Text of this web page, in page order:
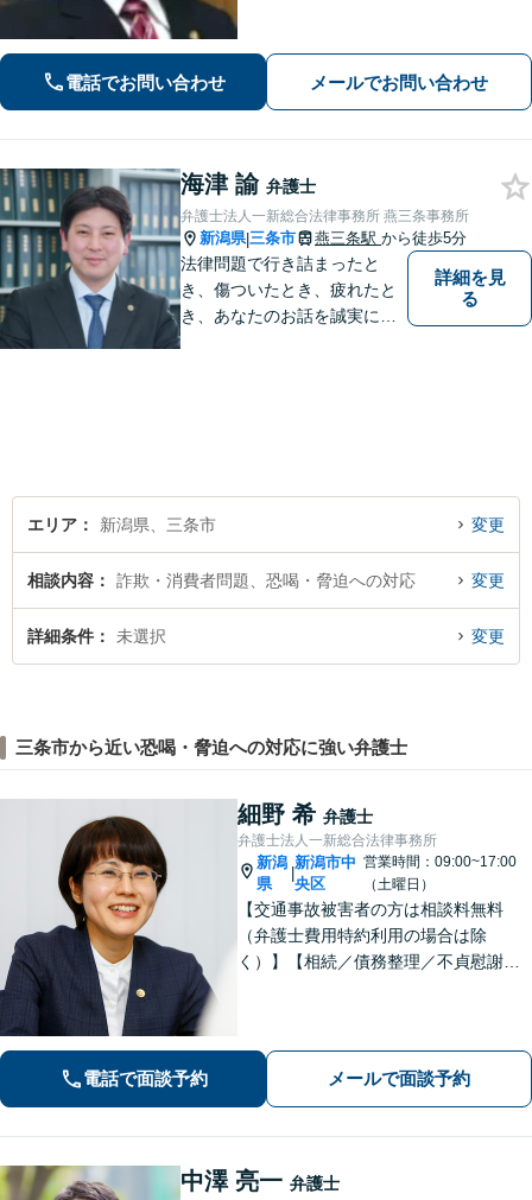
まずはお気軽にご相談ください【休
日・夜間相談可】
電話でお問い合わせ メールでお問い合わせ
海津 諭 弁護士
弁護士法人一新総合法律事務所 燕三条事務所
新潟県|三条市 燕三条駅 から徒歩5分
法律問題で行き詰まったと
き、傷ついたとき、疲れたと
き、あなたのお話を誠実にお
詳細を見
る
エリア 新潟県、三条市 変更
相談内容 詐欺・消費者問題、恐喝・脅迫への対応 変更
詳細条件 未選択 変更
三条市から近い恐喝・脅迫への対応に強い弁護士
細野 希 弁護士
弁護士法人一新総合法律事務所
新潟
県
新潟市中
央区
営業時間：09:00~17:00
（土曜日）
【交通事故被害者の方は相談料無料
（弁護士費用特約利用の場合は除
く）】【相続／債務整理／不貞慰謝料
き、気持ちに寄り添いながら法的サポ
ートをいたします。
電話で面談予約 メールで面談予約
中澤 亮一 弁護士